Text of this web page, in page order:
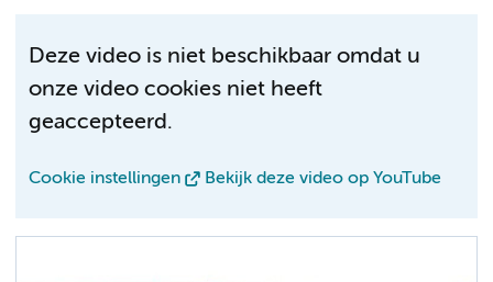
Deze video is niet beschikbaar omdat u
onze video cookies niet heeft
geaccepteerd.
Cookie instellingen Bekijk deze video op YouTube